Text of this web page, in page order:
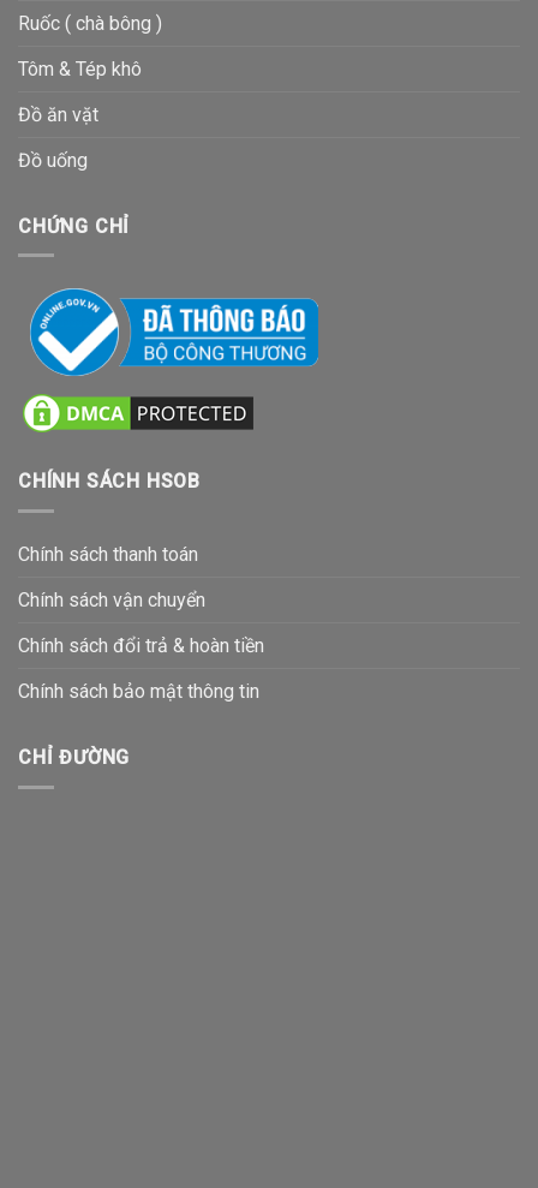
Ruốc ( chà bông )
Tôm & Tép khô
Đồ ăn vặt
Đồ uống
CHỨNG CHỈ
CHÍNH SÁCH HSOB
Chính sách thanh toán
Chính sách vận chuyển
Chính sách đổi trả & hoàn tiền
Chính sách bảo mật thông tin
CHỈ ĐƯỜNG